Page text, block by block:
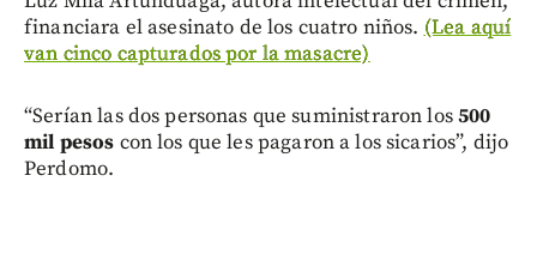
financiara el asesinato de los cuatro niños. (Lea aquí
van cinco capturados por la masacre)
“Serían las dos personas que suministraron los500
mil pesos con los que les pagaron a los sicarios”, dijo
Perdomo.